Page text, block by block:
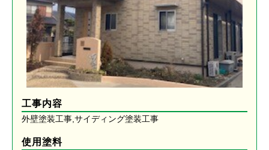
工事内容
外壁塗装工事,サイディング塗装工事
使用塗料